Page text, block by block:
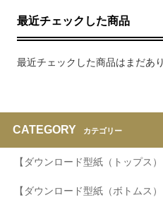
最近チェックした商品
最近チェックした商品はまだあ
CATEGORY カテゴリー
【ダウンロード型紙（トップス）
【ダウンロード型紙（ボトムス）